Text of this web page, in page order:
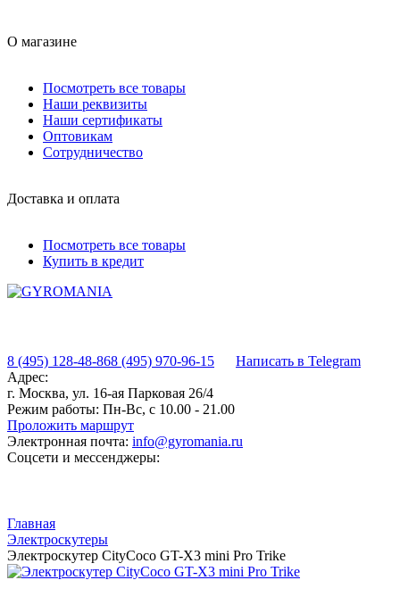
О магазине
Посмотреть все товары
Наши реквизиты
Наши сертификаты
Оптовикам
Сотрудничество
Доставка и оплата
Посмотреть все товары
Купить в кредит
8 (495) 128-48-868 (495) 970-96-15
Написать в Telegram
Адрес:
г. Москва, ул. 16-ая Парковая 26/4
Режим работы: Пн-Вс, с 10.00 - 21.00
Проложить маршрут
Электронная почта: info@gyromania.ru
Соцсети и мессенджеры:
Главная
Электроскутеры
Электроскутер CityCoco GT-X3 mini Pro Trike